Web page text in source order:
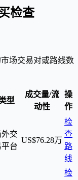
检查
场交易对或路线数
型
成交量/流
动性
操
作
交
台
US$76.28万
检
查
路
线
检